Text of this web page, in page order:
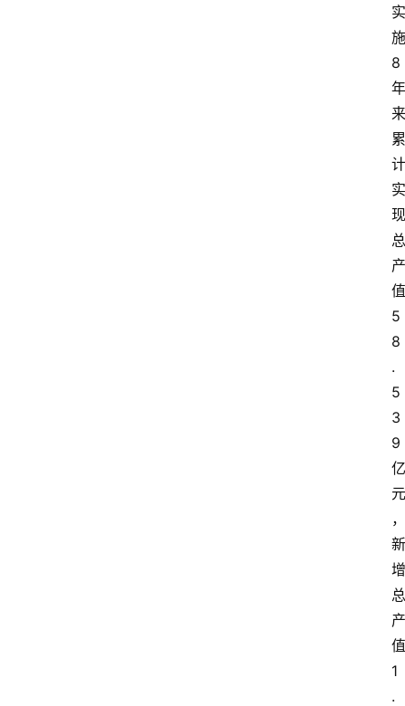
实
施
8
年
来
累
计
实
现
总
产
值
5
8
.
5
3
9
亿
元
，
新
增
总
产
值
1
.